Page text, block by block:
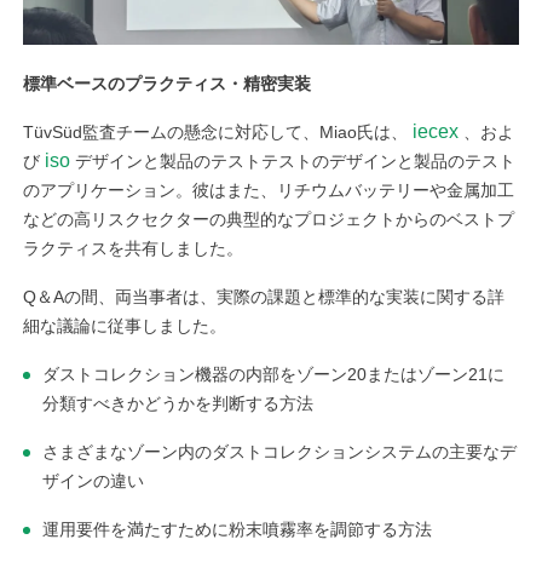
標準ベースのプラクティス・精密実装
TüvSüd監査チームの懸念に対応して、Miao氏は、 iecex 、およ
び isoデザインと製品のテストテストのデザインと製品のテスト
のアプリケーション。彼はまた、リチウムバッテリーや金属加工
などの高リスクセクターの典型的なプロジェクトからのベストプ
ラクティスを共有しました。
Q＆Aの間、両当事者は、実際の課題と標準的な実装に関する詳
細な議論に従事しました。
ダストコレクション機器の内部をゾーン20またはゾーン21に
分類すべきかどうかを判断する方法
さまざまなゾーン内のダストコレクションシステムの主要なデ
ザインの違い
運用要件を満たすために粉末噴霧率を調節する方法